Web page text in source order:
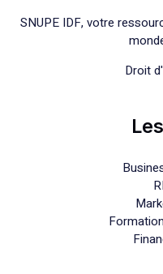
SNUPE IDF, votre
Droit